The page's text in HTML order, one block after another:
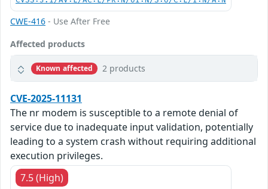
CWE-416 - Use After Free
Affected products
Known affected 2 products
CVE-2025-11131
The nr modem is susceptible to a remote denial of
service due to inadequate input validation, potentially
leading to a system crash without requiring additional
execution privileges.
7.5 (High)